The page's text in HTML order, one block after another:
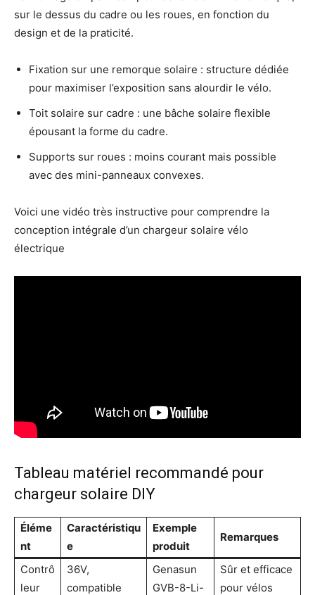
sur le dessus du cadre ou les roues, en fonction du
design et de la praticité.
Fixation sur une remorque solaire : structure dédiée
pour maximiser l’exposition sans alourdir le vélo.
Toit solaire sur cadre : une bâche solaire flexible
épousant la forme du cadre.
Supports sur roues : moins courant mais possible
avec des mini-panneaux convexes.
Voici une vidéo très instructive pour comprendre la
conception intégrale d’un chargeur solaire vélo
électrique
Tableau matériel recommandé pour
chargeur solaire DIY
Éléme
nt
Caractéristiqu
e
Exemple
produit
Remarques
Contrô
leur
36V,
compatible
Genasun
GVB-8-Li-
Sûr et efficace
pour vélos